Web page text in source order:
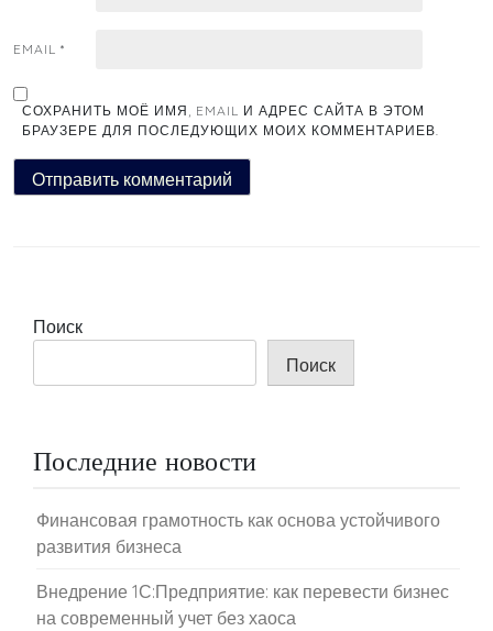
EMAIL *
СОХРАНИТЬ МОЁ ИМЯ, EMAIL И АДРЕС САЙТА В ЭТОМ
БРАУЗЕРЕ ДЛЯ ПОСЛЕДУЮЩИХ МОИХ КОММЕНТАРИЕВ.
Поиск
Поиск
Последние новости
Финансовая грамотность как основа устойчивого
развития бизнеса
Внедрение 1С:Предприятие: как перевести бизнес
на современный учет без хаоса